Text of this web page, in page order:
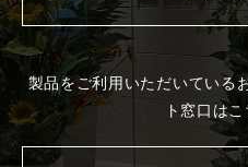
製品をご利用いただいている
ト窓口はこ